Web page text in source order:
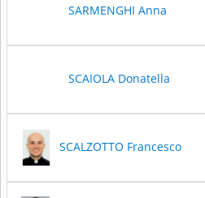
SARMENGHI Anna
SCAIOLA Donatella
SCALZOTTO Francesco